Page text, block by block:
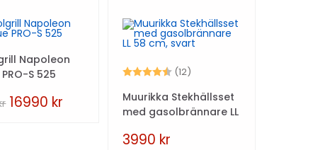
Napoleon
S 525
16990 kr
Betyg: (12)
Muurikka Stekhällsset
med gasolbrännare LL
3990 kr